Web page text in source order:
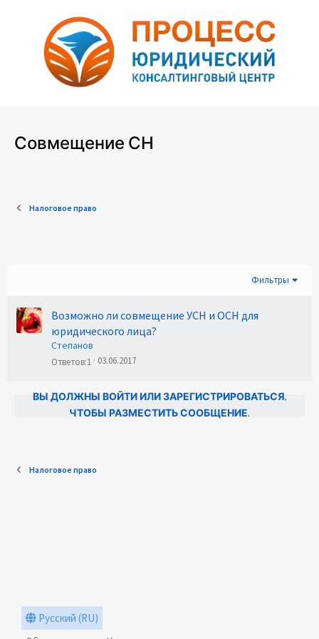
Совмещение СН
Налоговое право
Фильтры
Возможно ли совмещение УСН и ОСН для
юридического лица?
Степанов
Ответов 1 03.06.2017
ВЫ ДОЛЖНЫ ВОЙТИ ИЛИ ЗАРЕГИСТРИРОВАТЬСЯ,
ЧТОБЫ РАЗМЕСТИТЬ СООБЩЕНИЕ.
Налоговое право
Русский (RU)